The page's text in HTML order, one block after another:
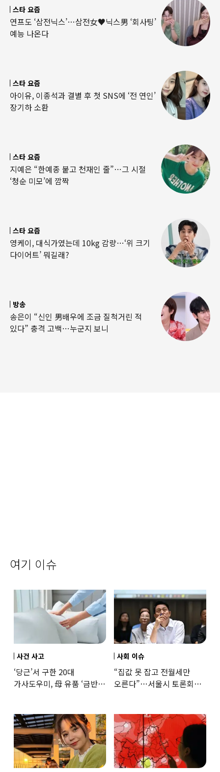
스타 요즘
연프도 ‘삼전닉스’…삼전女♥닉스男 ‘회사팅’
예능 나온다
스타 요즘
아이유, 이종석과 결별 후 첫 SNS에 ‘전 연인’
장기하 소환
스타 요즘
지예은 “한예종 붙고 천재인 줄”…그 시절
‘청순 미모’에 깜짝
스타 요즘
영케이, 대식가였는데 10kg 감량…‘위 크기
다이어트’ 뭐길래?
방송
송은이 “신인 男배우에 조금 질척거린 적
있다” 충격 고백…누군지 보니
여기 이슈
사건 사고
‘당근’서 구한 20대
가사도우미, 母 유품 ‘금반지
사회 이슈
“집값 못 잡고 전월세만
오른다”…서울시 토론회서